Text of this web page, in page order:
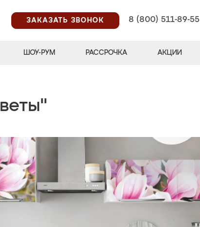
ЗАКАЗАТЬ ЗВОНОК
8 (800) 511-89-55
ШОУ-РУМ РАССРОЧКА АКЦИИ